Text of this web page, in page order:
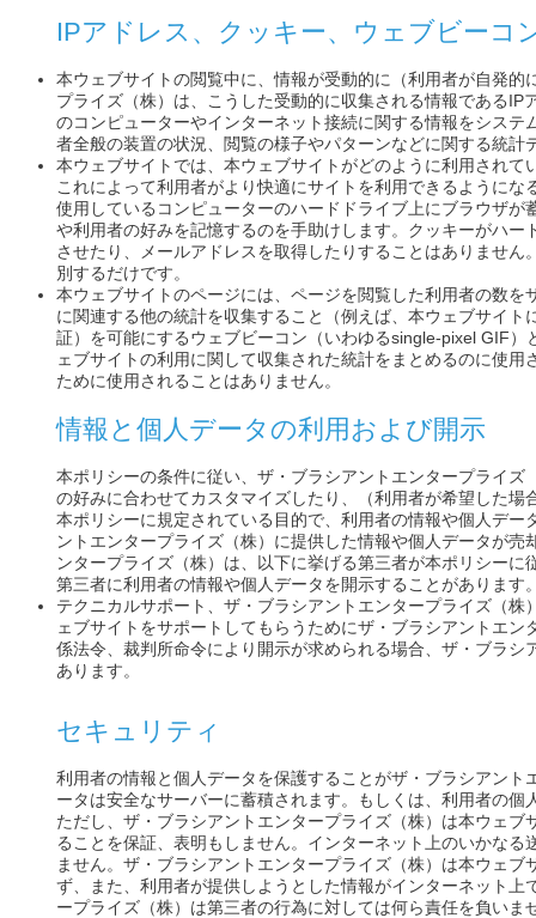
IPアドレス、クッキー、ウェブビーコ
本ウェブサイトの閲覧中に、情報が受動的に（利用者が自発
プライズ（株）は、こうした受動的に収集される情報である
のコンピューターやインターネット接続に関する情報をシス
者全般の装置の状況、閲覧の様子やパターンなどに関する統
本ウェブサイトでは、本ウェブサイトがどのように利用され
これによって利用者がより快適にサイトを利用できるように
使用しているコンピューターのハードドライブ上にブラウザ
や利用者の好みを記憶するのを手助けします。クッキーがハ
させたり、メールアドレスを取得したりすることはありませ
別するだけです。
本ウェブサイトのページには、ページを閲覧した利用者の数
に関連する他の統計を収集すること（例えば、本ウェブサイ
証）を可能にするウェブビーコン（いわゆるsingle-pixel GIF
ェブサイトの利用に関して収集された統計をまとめるのに使
ために使用されることはありません。
情報と個人データの利用および開示
本ポリシーの条件に従い、ザ・ブラシアントエンタープライ
の好みに合わせてカスタマイズしたり、（利用者が希望した
本ポリシーに規定されている目的で、利用者の情報や個人デ
ントエンタープライズ（株）に提供した情報や個人データが
ンタープライズ（株）は、以下に挙げる第三者が本ポリシー
第三者に利用者の情報や個人データを開示することがあります
テクニカルサポート、ザ・ブラシアントエンタープライズ（
ェブサイトをサポートしてもらうためにザ・ブラシアントエ
係法令、裁判所命令により開示が求められる場合、ザ・ブラ
あります。
セキュリティ
利用者の情報と個人データを保護することがザ・ブラシアン
ータは安全なサーバーに蓄積されます。もしくは、利用者の
ただし、ザ・ブラシアントエンタープライズ（株）は本ウェ
ることを保証、表明もしません。インターネット上のいかな
ません。ザ・ブラシアントエンタープライズ（株）は本ウェ
ず、また、利用者が提供しようとした情報がインターネット
ープライズ（株）は第三者の行為に対しては何ら責任を負いま